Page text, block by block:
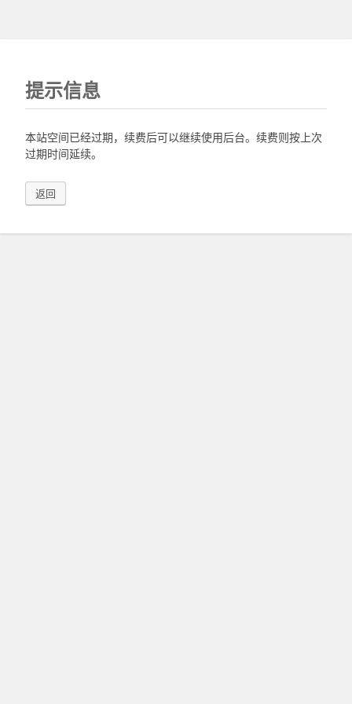
提示信息
本站空间已经过期，续费后可以继续使用后台。续费则按上次
过期时间延续。
返回